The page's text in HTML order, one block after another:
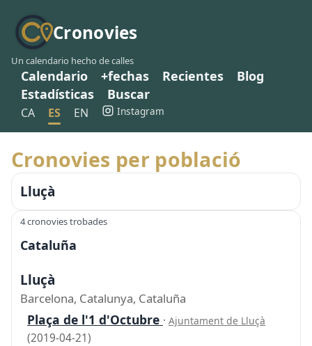
Cronovies
Un calendario hecho de calles
Calendario +fechas Recientes
Blog
Estadísticas
Buscar
CA ES EN Instagram
Cronovies per població
Lluçà
4 cronovies trobades
Cataluña
Lluçà
Barcelona, Catalunya, Cataluña
Plaça de l'1 d'Octubre · Ajuntament de Lluçà
(2019-04-21)